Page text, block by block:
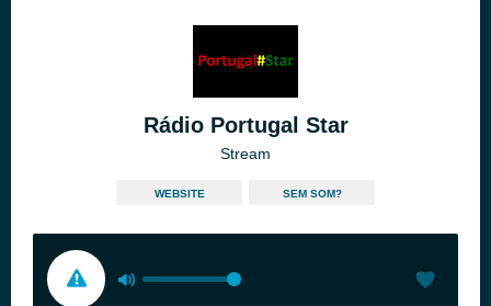
Rádio Portugal Star
Stream
WEBSITE SEM SOM?